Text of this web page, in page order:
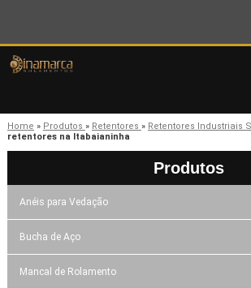
Home » Produtos » Retentores » Retentores Industriais
retentores na Itabaianinha
Produtos
Anéis para Vedação
Bucha de Aço
Mancal de Rolamento